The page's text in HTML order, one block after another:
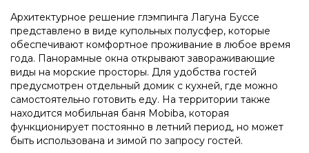
Архитектурное решение глэмпинга Лагуна Буссе
представлено в виде купольных полусфер, которые
обеспечивают комфортное проживание в любое время
года. Панорамные окна открывают завораживающие
виды на морские просторы. Для удобства гостей
предусмотрен отдельный домик с кухней, где можно
самостоятельно готовить еду. На территории также
находится мобильная баня Mobiba, которая
функционирует постоянно в летний период, но может
быть использована и зимой по запросу гостей.